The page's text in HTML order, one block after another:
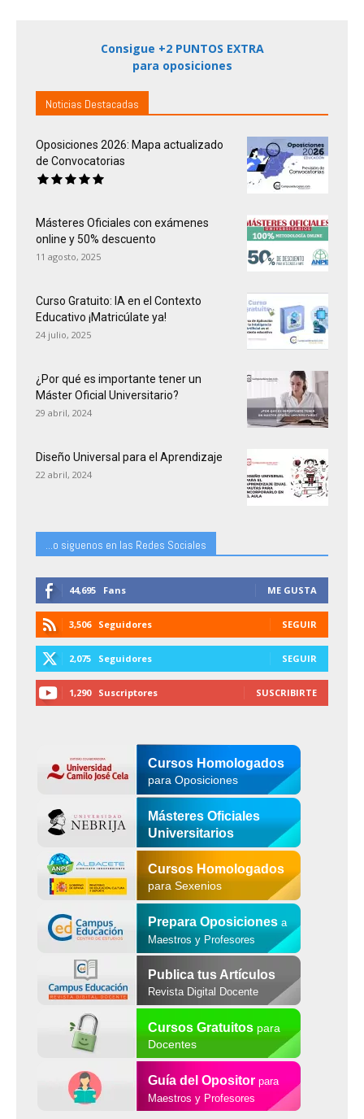
Consigue +2 PUNTOS EXTRA
para oposiciones
Noticias Destacadas
Oposiciones 2026: Mapa actualizado
de Convocatorias
Másteres Oficiales con exámenes
online y 50% descuento
11 agosto, 2025
Curso Gratuito: IA en el Contexto
Educativo ¡Matricúlate ya!
24 julio, 2025
¿Por qué es importante tener un
Máster Oficial Universitario?
29 abril, 2024
Diseño Universal para el Aprendizaje
22 abril, 2024
...o siguenos en las Redes Sociales
44,695 Fans ME GUSTA
3,506 Seguidores SEGUIR
2,075 Seguidores SEGUIR
1,290 Suscriptores SUSCRIBIRTE
Cursos Homologados
para Oposiciones
Másteres Oficiales
Universitarios
Cursos Homologados
para Sexenios
Prepara Oposiciones a
Maestros y Profesores
Publica tus Artículos
Revista Digital Docente
Cursos Gratuitospara
Docentes
Guía del Opositor para
Maestros y Profesores